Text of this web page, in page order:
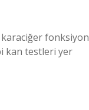
fonksiyon
kan testleri yer